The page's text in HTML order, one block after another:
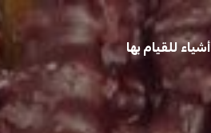
أشياء للقيام بها